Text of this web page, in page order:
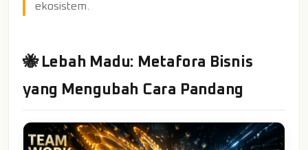
ekosistem.
🐝 Lebah Madu: Metafora Bisnis
yang Mengubah Cara Pandang